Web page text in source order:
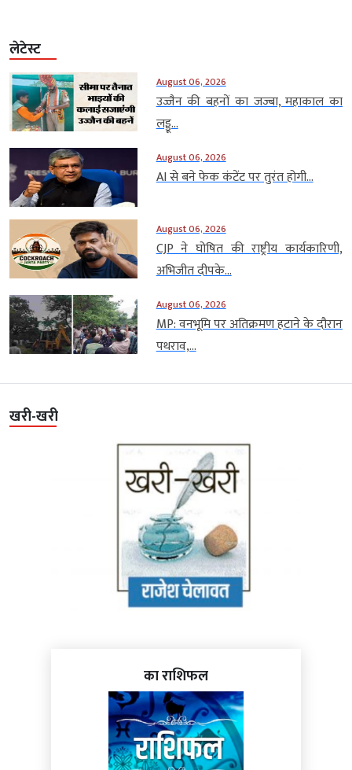
लेटेस्ट
August 06, 2026
उज्जैन की बहनों का जज्बा, महाकाल का
लड्डू...
August 06, 2026
AI से बने फेक कंटेंट पर तुरंत होगी...
August 06, 2026
CJP ने घोषित की राष्ट्रीय कार्यकारिणी,
अभिजीत दीपके...
August 06, 2026
MP: वनभूमि पर अतिक्रमण हटाने के दौरान
पथराव,...
खरी-खरी
का राशिफल